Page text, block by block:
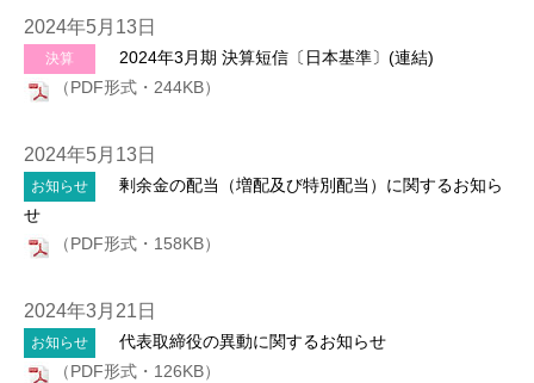
2024年5月13日
決算
2024年3月期 決算短信〔日本基準〕(連結)
（PDF形式・244KB）
2024年5月13日
お知らせ
剰余金の配当（増配及び特別配当）に関するお知ら
せ
（PDF形式・158KB）
2024年3月21日
お知らせ
代表取締役の異動に関するお知らせ
（PDF形式・126KB）